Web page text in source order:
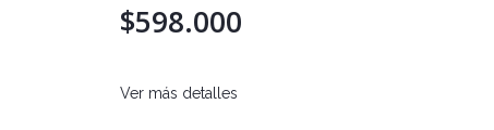
$598.000
Ver más detalles